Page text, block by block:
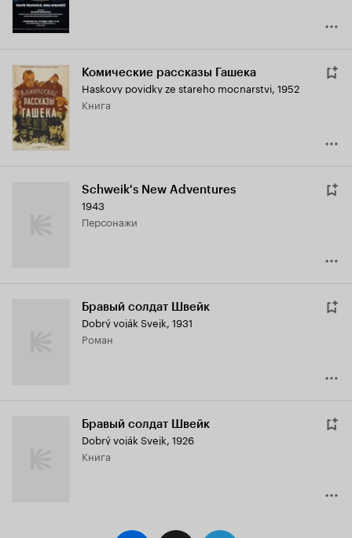
Комические рассказы Гашека
Haskovy povidky ze stareho mocnarstvi, 1952
книга
Schweik's New Adventures
1943
персонажи
Бравый солдат Швейк
Dobrý voják Svejk, 1931
роман
Бравый солдат Швейк
Dobrý voják Svejk, 1926
книга